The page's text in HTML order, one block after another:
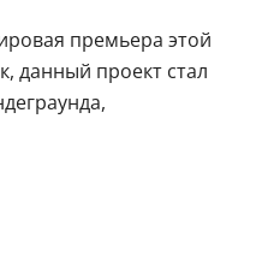
премьера этой
данный проект стал